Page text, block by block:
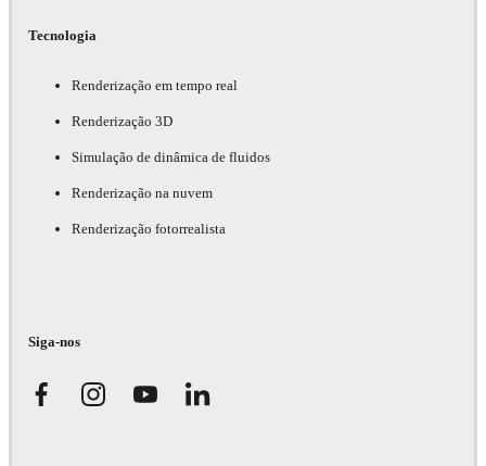
Tecnologia
Renderização em tempo real
Renderização 3D
Simulação de dinâmica de fluidos
Renderização na nuvem
Renderização fotorrealista
Siga-nos